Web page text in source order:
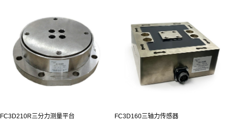
FC3D210R三分力测量平台 FC3D160三轴力传感器